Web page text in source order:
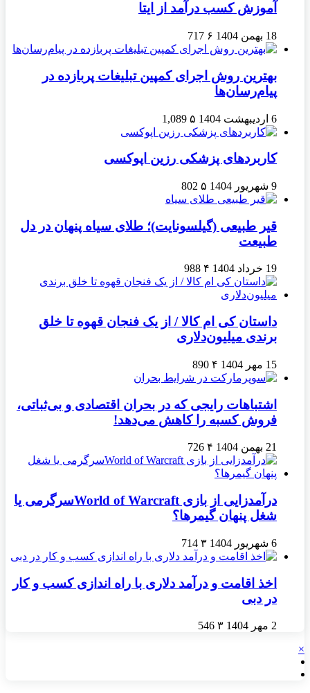
آموزش کسب درآمد از ایتا
18 بهمن 1404 ۶ 717
بهترین روش اجرای کمپین تبلیغات پربازده در
پیام‌رسان‌ها
6 اردیبهشت 1404 ۵ 1,089
کاربردهای پزشکی رزین اپوکسی
9 شهریور 1404 ۵ 802
قیر طبیعی (گیلسونایت)؛ طلای سیاه پنهان در دل
طبیعت
19 خرداد 1404 ۴ 988
داستان کی ام کالا / از یک فنجان قهوه تا خلق
برندی میلیون‌دلاری
15 مهر 1404 ۴ 890
اشتباهات رایجی که در بحران اقتصادی و بی‌ثباتی،
فروش کسبه را کاهش می‌دهد!
21 بهمن 1404 ۴ 726
درآمدزایی از بازی World of Warcraftسرگرمی یا
شغل پنهان گیمرها؟
6 شهریور 1404 ۳ 714
اخذ اقامت و درآمد دلاری با راه اندازی کسب و کار
در دبی
2 مهر 1404 ۳ 546
×